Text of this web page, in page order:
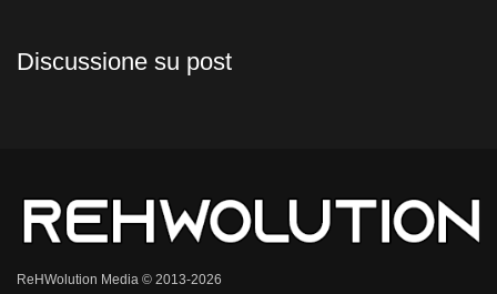
Discussione su post
ReHWolution Media © 2013-2026